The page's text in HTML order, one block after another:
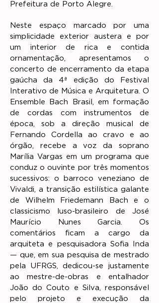
Prefeitura de Porto Alegre.
Neste espaço marcado por uma
simplicidade exterior austera e por
um interior de rica e contida
ornamentação, apresentamos o
concerto de encerramento da etapa
gaúcha da 4ª edição do Festival
Interativo de Música e Arquitetura. O
Ensemble Bach Brasil, em formação
de cordas com instrumentos de
época, sob a direção musical de
Fernando Cordella ao cravo e ao
órgão, recebe a voz da soprano
Marília Vargas em um programa que
conduz o ouvinte por três momentos
sucessivos: o barroco veneziano de
Vivaldi, a transição estilística galante
de Wilhelm Friedemann Bach e o
classicismo luso-brasileiro de José
Maurício Nunes Garcia. Os
comentários ficam a cargo da
arquiteta e pesquisadora Sofia Inda
— que, em sua pesquisa de mestrado
pela UFRGS, dedicou-se justamente
ao mestre-de-obras e entalhador
João do Couto e Silva, responsável
pelo projeto e execução da